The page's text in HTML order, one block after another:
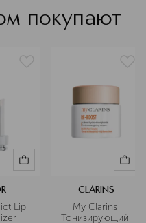
покупают
Lip
CLARINS
My Clarins
Тонизирующий